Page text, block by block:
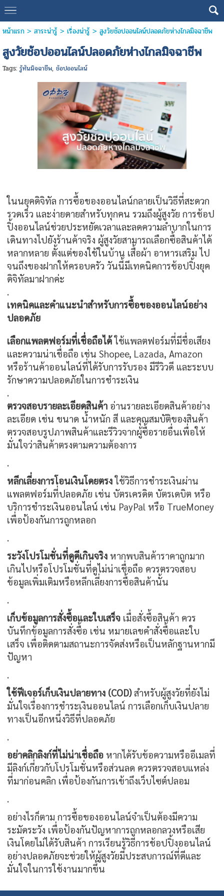
หน้าแรก> สาระน่ารู้ > เรื่องน่ารู้ > สูงวัยช้อปออนไลน์ปลอดภัยห่างไกลมิจฉาชีพ
สูงวัยช้อปออนไลน์ปลอดภัยห่างไกลมิจฉาชีพ
Tags:รู้ทันมิจฉาชีพ, ช้อปออนไลน์
ในนยุคดิจิทัล การซื้อของออนไลน์กลายเป็นวิธีที่สะดวก
รวดเร็ว และง่ายดายสำหรับทุกคน รวมถึงผู้สูงวัย การช้อป
ปิ้งออนไลน์ช่วยประหยัดเวลาและลดความลำบากในการ
เดินทางไปยังร้านค้าจริง ผู้สูงวัยสามารถเลือกซื้อสินค้าได้
หลากหลาย ตั้งแต่ของใช้ในบ้าน เสื้อผ้า อาหารเสริม ไป
จนถึงของฝากให้ครอบครัว วันนี้มีเทคนิคการช้อปปิ้งยุค
ดิจิทัลมาฝากค่ะ
.
เทคนิคและคำแนะนำสำหรับการซื้อของออนไลน์อย่าง
ปลอดภัย
เลือกแพลตฟอร์มที่เชื่อถือได้ใช้แพลตฟอร์มที่มีชื่อเสียง
และความน่าเชื่อถือ เช่น Shopee, Lazada, Amazon
หรือร้านค้าออนไลน์ที่ได้รับการรับรอง มีรีวิวดี และระบบ
รักษาความปลอดภัยในการชำระเงิน
.
ตรวจสอบรายละเอียดสินค้า อ่านรายละเอียดสินค้าอย่าง
ละเอียด เช่น ขนาด น้ำหนัก สี และคุณสมบัติของสินค้า
ตรวจสอบรูปภาพสินค้าและรีวิวจากผู้ซื้อรายอื่นเพื่อให้
มั่นใจว่าสินค้าตรงตามความต้องการ
.
หลีกเลี่ยงการโอนเงินโดยตรงใช้วิธีการชำระเงินผ่าน
แพลตฟอร์มที่ปลอดภัย เช่น บัตรเครดิต บัตรเดบิต หรือ
บริการชำระเงินออนไลน์ เช่น PayPal หรือ TrueMoney
เพื่อป้องกันการถูกหลอก
.
ระวังโปรโมชั่นที่ดูดีเกินจริง หากพบสินค้าราคาถูกมาก
เกินไปหรือโปรโมชั่นที่ดูไม่น่าเชื่อถือ ควรตรวจสอบ
ข้อมูลเพิ่มเติมหรือหลีกเลี่ยงการซื้อสินค้านั้น
.
เก็บข้อมูลการสั่งซื้อและใบเสร็จ เมื่อสั่งซื้อสินค้า ควร
บันทึกข้อมูลการสั่งซื้อ เช่น หมายเลขคำสั่งซื้อและใบ
เสร็จ เพื่อติดตามสถานะการจัดส่งหรือเป็นหลักฐานหากมี
ปัญหา
.
ใช้ฟีเจอร์เก็บเงินปลายทาง (COD)สำหรับผู้สูงวัยที่ยังไม่
มั่นใจเรื่องการชำระเงินออนไลน์ การเลือกเก็บเงินปลาย
ทางเป็นอีกหนึ่งวิธีที่ปลอดภัย
.
อย่าคลิกลิงก์ที่ไม่น่าเชื่อถือ หากได้รับข้อความหรืออีเมลที่
มีลิงก์เกี่ยวกับโปรโมชั่นหรือส่วนลด ควรตรวจสอบแหล่ง
ที่มาก่อนคลิก เพื่อป้องกันการเข้าถึงเว็บไซต์ปลอม
.
อย่างไรก็ตาม การซื้อของออนไลน์จำเป็นต้องมีความ
ระมัดระวัง เพื่อป้องกันปัญหาการถูกหลอกลวงหรือเสีย
เงินโดยไม่ได้รับสินค้า การเรียนรู้วิธีการช้อปปิ้งออนไลน์
อย่างปลอดภัยจะช่วยให้ผู้สูงวัยมีประสบการณ์ที่ดีและ
มั่นใจในการใช้งานมากขึ้น